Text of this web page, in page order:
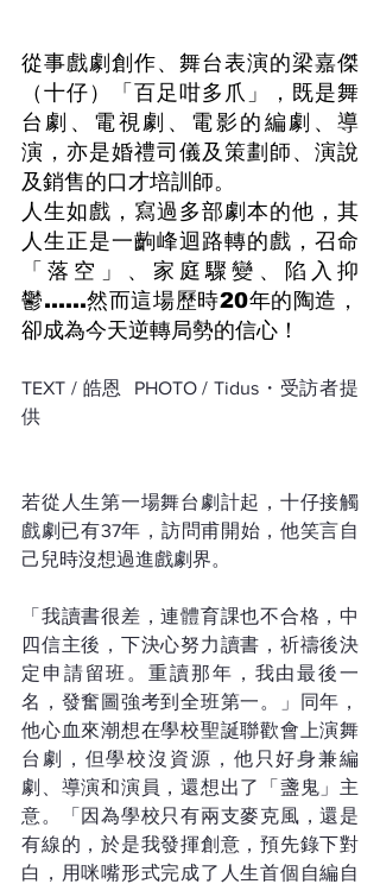
從事戲劇創作、舞台表演的梁嘉傑
（十仔）「百足咁多爪」，既是舞
台劇、電視劇、電影的編劇、導
演，亦是婚禮司儀及策劃師、演說
及銷售的口才培訓師。
人生如戲，寫過多部劇本的他，其
人生正是一齣峰迴路轉的戲，召命
「落空」、家庭驟變、陷入抑
鬱……然而這場歷時20年的陶造，
卻成為今天逆轉局勢的信心！
TEXT / 皓恩  PHOTO / Tidus・受訪者提
供
若從人生第一場舞台劇計起，十仔接觸
戲劇已有37年，訪問甫開始，他笑言自
己兒時沒想過進戲劇界。
「我讀書很差，連體育課也不合格，中
四信主後，下決心努力讀書，祈禱後決
定申請留班。重讀那年，我由最後一
名，發奮圖強考到全班第一。」同年，
他心血來潮想在學校聖誕聯歡會上演舞
台劇，但學校沒資源，他只好身兼編
劇、導演和演員，還想出了「盞鬼」主
意。「因為學校只有兩支麥克風，還是
有線的，於是我發揮創意，預先錄下對
白，用咪嘴形式完成了人生首個自編自